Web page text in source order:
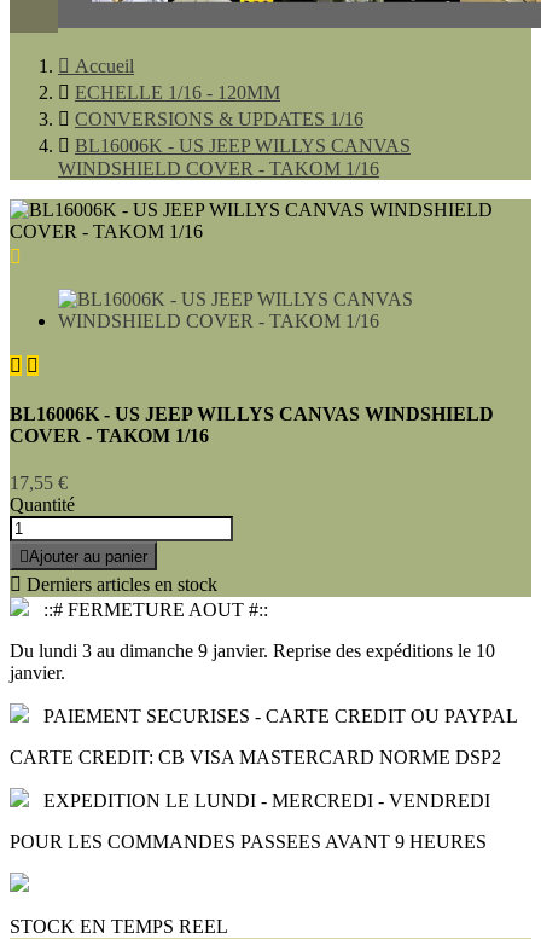
 Accueil
 ECHELLE 1/16 - 120MM
 CONVERSIONS & UPDATES 1/16
 BL16006K - US JEEP WILLYS CANVAS
WINDSHIELD COVER - TAKOM 1/16

 
BL16006K - US JEEP WILLYS CANVAS WINDSHIELD
COVER - TAKOM 1/16
17,55 €
Quantité
Ajouter au panier
 Derniers articles en stock
::# FERMETURE AOUT #::
Du lundi 3 au dimanche 9 janvier. Reprise des expéditions le 10
janvier.
PAIEMENT SECURISES - CARTE CREDIT OU PAYPAL
CARTE CREDIT: CB VISA MASTERCARD NORME DSP2
EXPEDITION LE LUNDI - MERCREDI - VENDREDI
POUR LES COMMANDES PASSEES AVANT 9 HEURES
STOCK EN TEMPS REEL